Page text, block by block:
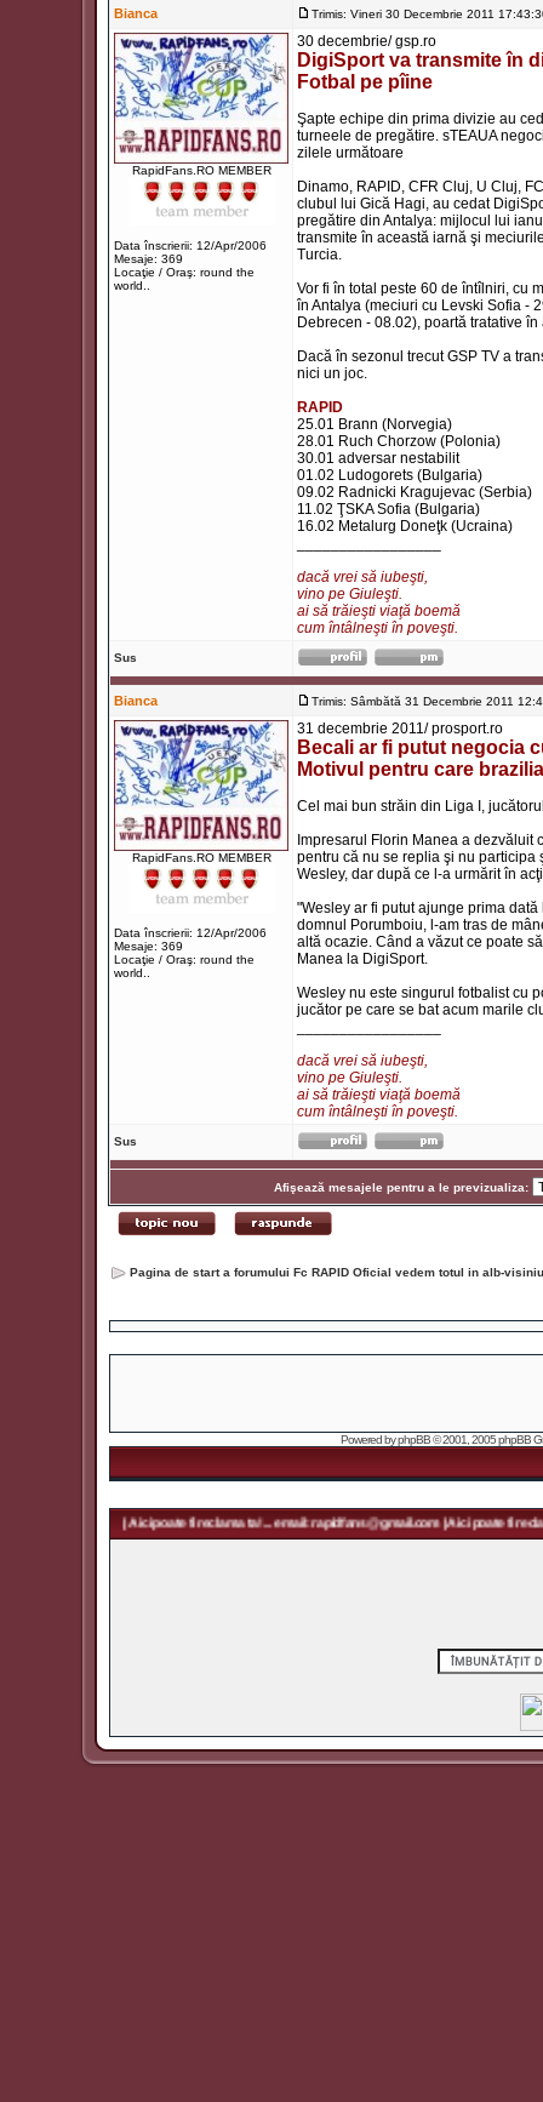
Bianca Trimis: Vineri 30 Decembrie 2011
RapidFans.RO MEMBER
Data înscrierii: 12/Apr/2006
Mesaje: 369
Locaţie / Oraş: round the
world..
30 decembrie/ gsp.ro
DigiSport va transmite în
Fotbal pe pîine
Şapte echipe din prima divizie au
turneele de pregătire. sTEAUA
zilele următoare
Dinamo, RAPID, CFR Cluj, U Cluj,
clubul lui Gică Hagi, au cedat
pregătire din Antalya: mijlocul lui
transmite în această iarnă şi
Turcia.
Vor fi în total peste 60 de întîlniri, cu
în Antalya (meciuri cu Levski Sofia -
Debrecen - 08.02), poartă tratative
Dacă în sezonul trecut GSP TV a
nici un joc.
RAPID
25.01 Brann (Norvegia)
28.01 Ruch Chorzow (Polonia)
30.01 adversar nestabilit
01.02 Ludogorets (Bulgaria)
09.02 Radnicki Kragujevac (Serbia)
11.02 ŢSKA Sofia (Bulgaria)
16.02 Metalurg Doneţk (Ucraina)
dacă vrei să iubeşti,
vino pe Giuleşti.
ai să trăieşti viaţă boemă
cum întâlneşti în poveşti.
Sus
Bianca Trimis: Sâmbătă 31 Decembrie 2011
RapidFans.RO MEMBER
Data înscrierii: 12/Apr/2006
Mesaje: 369
Locaţie / Oraş: round the
world..
31 decembrie 2011/ prosport.ro
Becali ar fi putut negocia
Motivul pentru care
Cel mai bun străin din Liga I,
Impresarul Florin Manea a dezvăluit
pentru că nu se replia şi nu participa
Wesley, dar după ce l-a urmărit în
"Wesley ar fi putut ajunge prima
domnul Porumboiu, l-am tras de
altă ocazie. Când a văzut ce poate
Manea la DigiSport.
Wesley nu este singurul fotbalist cu
jucător pe care se bat acum marile
dacă vrei să iubeşti,
vino pe Giuleşti.
ai să trăieşti viaţă boemă
cum întâlneşti în poveşti.
Sus
Afişează mesajele pentru a le previzualiza:
Pagina de start a forumului Fc RAPID Oficial vedem totul in alb-
Powered byphpBB© 2001, 2005 phpBB
| Aici poate fi reclama ta! ... email: rapidfans@gmail.com | Aici poate fi reclama